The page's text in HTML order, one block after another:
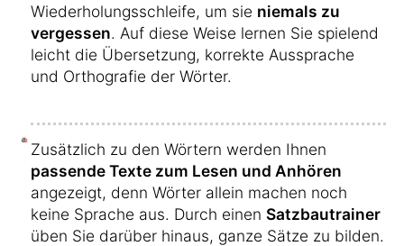
Wiederholungsschleife, um sie niemals zu
vergessen. Auf diese Weise lernen Sie spielend
leicht die Übersetzung, korrekte Aussprache
und Orthografie der Wörter.
Zusätzlich zu den Wörtern werden Ihnen
passende Texte zum Lesen und Anhören
angezeigt, denn Wörter allein machen noch
keine Sprache aus. Durch einen Satzbautrainer
üben Sie darüber hinaus, ganze Sätze zu bilden.